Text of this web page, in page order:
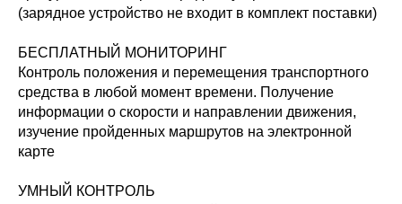
(зарядное устройство не входит в комплект поставки)
БЕСПЛАТНЫЙ МОНИТОРИНГ
Контроль положения и перемещения транспортного
средства в любой момент времени. Получение
информации о скорости и направлении движения,
изучение пройденных маршрутов на электронной
карте
УМНЫЙ КОНТРОЛЬ